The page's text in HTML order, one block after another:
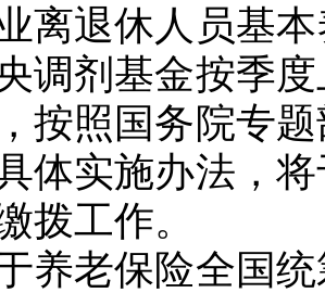
离退休人员基
调剂基金按季
按照国务院专
体实施办法，
拨工作。
养老保险全国